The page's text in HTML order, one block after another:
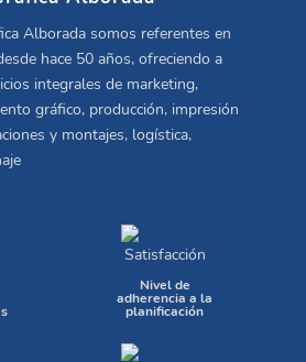
Alborada somos referentes en
hace 50 años, ofreciendo a
integrales de marketing,
gráfico, producción, impresión
y montajes, logística,
Nivel de
adherencia a la
planificación